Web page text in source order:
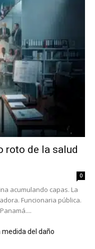
roto de la salud
0
acumulando capas. La
Funcionaria pública.
medida del daño